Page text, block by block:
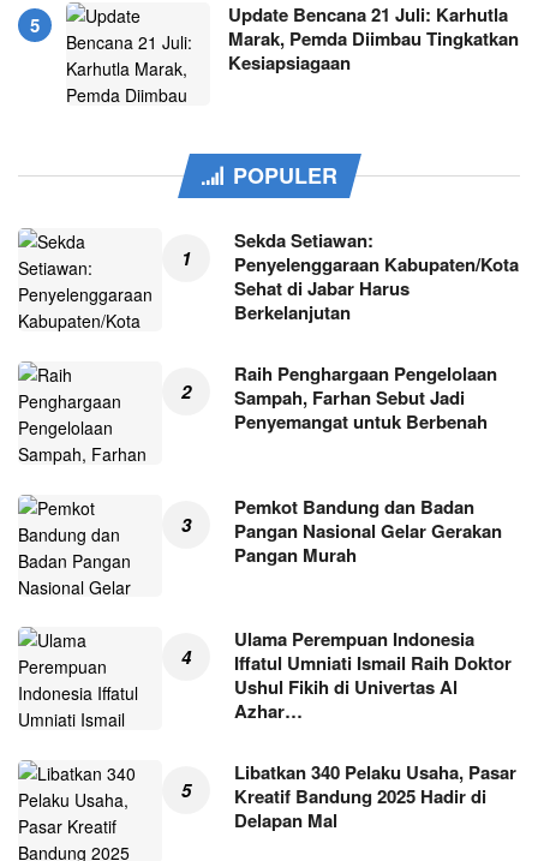
Update Bencana 21 Juli: Karhutla
Marak, Pemda Diimbau Tingkatkan
Kesiapsiagaan
POPULER
Sekda Setiawan:
Penyelenggaraan Kabupaten/Kota
Sehat di Jabar Harus
Berkelanjutan
Raih Penghargaan Pengelolaan
Sampah, Farhan Sebut Jadi
Penyemangat untuk Berbenah
Pemkot Bandung dan Badan
Pangan Nasional Gelar Gerakan
Pangan Murah
Ulama Perempuan Indonesia
Iffatul Umniati Ismail Raih Doktor
Ushul Fikih di Univertas Al
Azhar…
Libatkan 340 Pelaku Usaha, Pasar
Kreatif Bandung 2025 Hadir di
Delapan Mal